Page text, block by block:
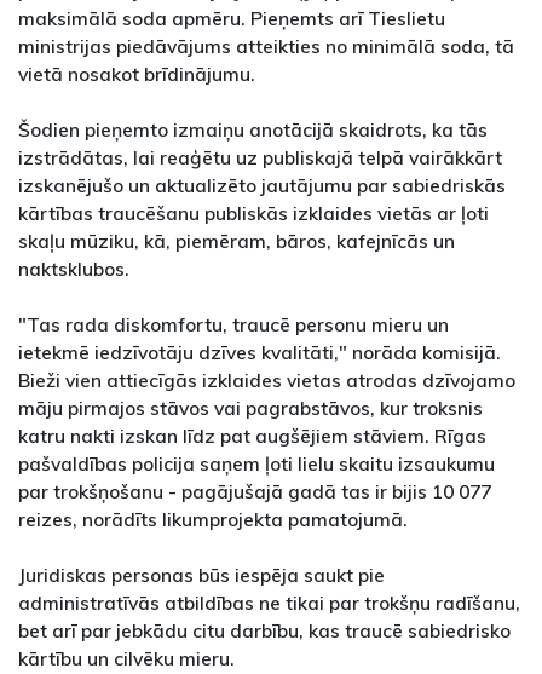
maksimālā soda apmēru. Pieņemts arī Tieslietu
ministrijas piedāvājums atteikties no minimālā soda, tā
vietā nosakot brīdinājumu.
Šodien pieņemto izmaiņu anotācijā skaidrots, ka tās
izstrādātas, lai reaģētu uz publiskajā telpā vairākkārt
izskanējušo un aktualizēto jautājumu par sabiedriskās
kārtības traucēšanu publiskās izklaides vietās ar ļoti
skaļu mūziku, kā, piemēram, bāros, kafejnīcās un
naktsklubos.
"Tas rada diskomfortu, traucē personu mieru un
ietekmē iedzīvotāju dzīves kvalitāti," norāda komisijā.
Bieži vien attiecīgās izklaides vietas atrodas dzīvojamo
māju pirmajos stāvos vai pagrabstāvos, kur troksnis
katru nakti izskan līdz pat augšējiem stāviem. Rīgas
pašvaldības policija saņem ļoti lielu skaitu izsaukumu
par trokšņošanu - pagājušajā gadā tas ir bijis 10 077
reizes, norādīts likumprojekta pamatojumā.
Juridiskas personas būs iespēja saukt pie
administratīvās atbildības ne tikai par trokšņu radīšanu,
bet arī par jebkādu citu darbību, kas traucē sabiedrisko
kārtību un cilvēku mieru.